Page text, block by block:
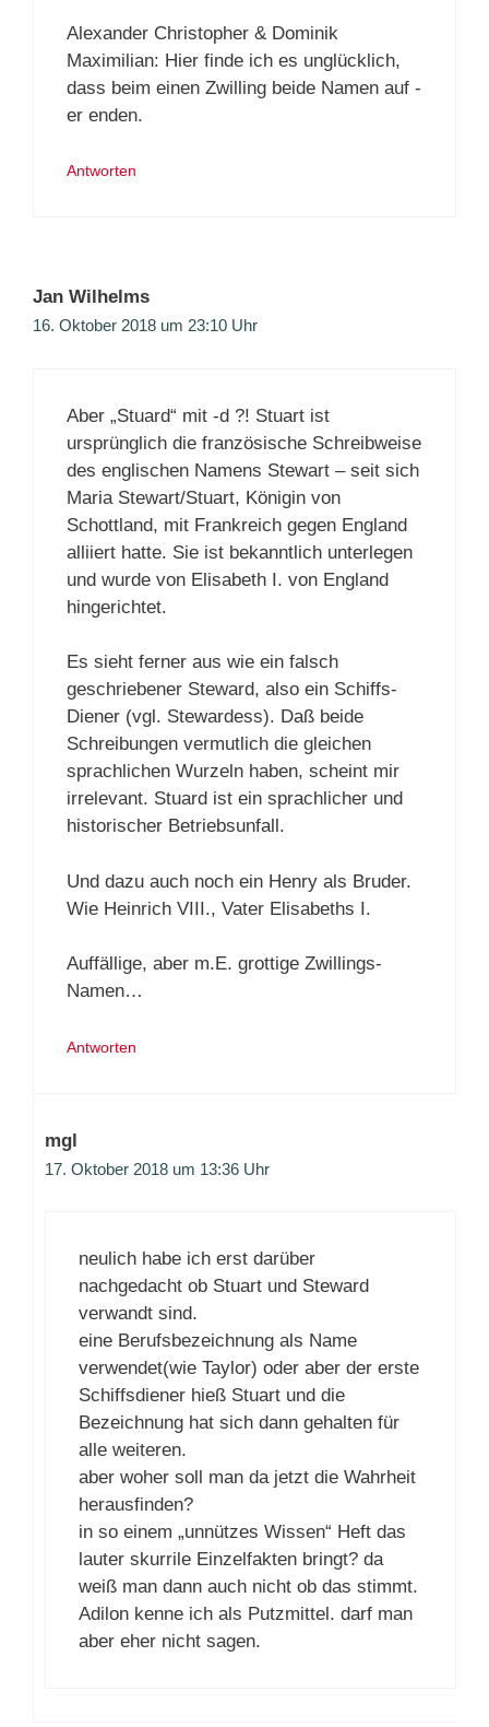
Alexander Christopher & Dominik
Maximilian: Hier finde ich es unglücklich,
dass beim einen Zwilling beide Namen auf -
er enden.
Antworten
Jan Wilhelms
16. Oktober 2018 um 23:10 Uhr
Aber „Stuard“ mit -d ?! Stuart ist
ursprünglich die französische Schreibweise
des englischen Namens Stewart – seit sich
Maria Stewart/Stuart, Königin von
Schottland, mit Frankreich gegen England
alliiert hatte. Sie ist bekanntlich unterlegen
und wurde von Elisabeth I. von England
hingerichtet.
Es sieht ferner aus wie ein falsch
geschriebener Steward, also ein Schiffs-
Diener (vgl. Stewardess). Daß beide
Schreibungen vermutlich die gleichen
sprachlichen Wurzeln haben, scheint mir
irrelevant. Stuard ist ein sprachlicher und
historischer Betriebsunfall.
Und dazu auch noch ein Henry als Bruder.
Wie Heinrich VIII., Vater Elisabeths I.
Auffällige, aber m.E. grottige Zwillings-
Namen…
Antworten
mgl
17. Oktober 2018 um 13:36 Uhr
neulich habe ich erst darüber
nachgedacht ob Stuart und Steward
verwandt sind.
eine Berufsbezeichnung als Name
verwendet(wie Taylor) oder aber der erste
Schiffsdiener hieß Stuart und die
Bezeichnung hat sich dann gehalten für
alle weiteren.
aber woher soll man da jetzt die Wahrheit
herausfinden?
in so einem „unnützes Wissen“ Heft das
lauter skurrile Einzelfakten bringt? da
weiß man dann auch nicht ob das stimmt.
Adilon kenne ich als Putzmittel. darf man
aber eher nicht sagen.